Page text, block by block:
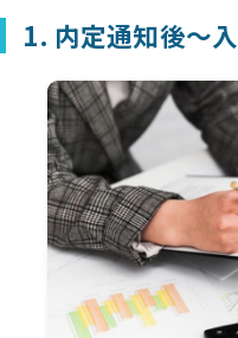
1. 内定通知後〜